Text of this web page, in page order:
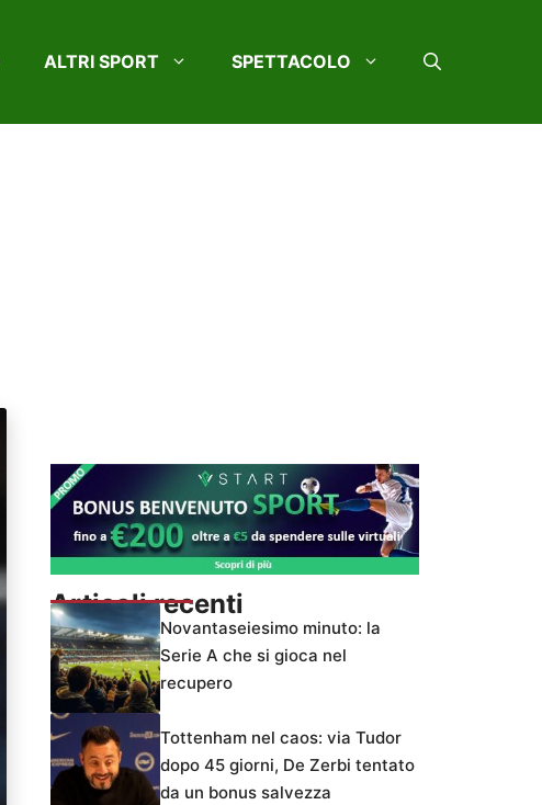
ALTRI SPORT SPETTACOLO
Articoli recenti
Novantaseiesimo minuto: la
Serie A che si gioca nel
recupero
Tottenham nel caos: via Tudor
dopo 45 giorni, De Zerbi tentato
da un bonus salvezza